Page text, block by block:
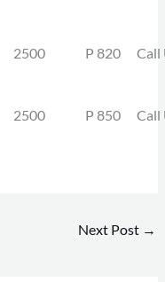
2500 P 820 Call
2500 P 850 Call
Next Post →